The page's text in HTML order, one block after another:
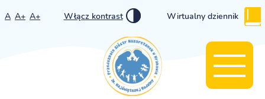
A A+ A+ Włącz kontrast Wirtualny dziennik